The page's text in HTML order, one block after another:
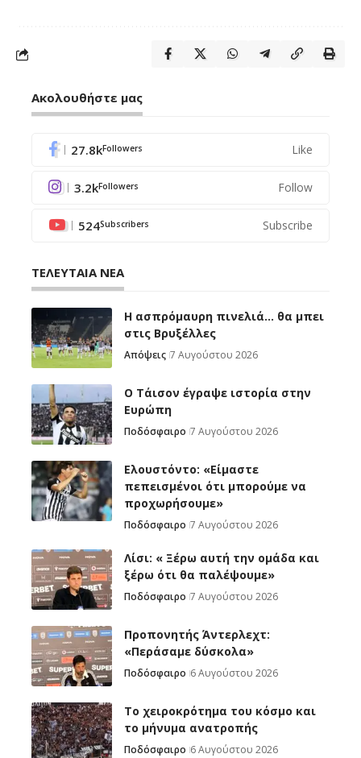
Ακολουθήστε μας
27.8kFollowers Like
3.2kFollowers Follow
524Subscribers Subscribe
ΤΕΛΕΥΤΑΙΑ ΝΕΑ
Η ασπρόμαυρη πινελιά… θα μπει
στις Βρυξέλλες
Απόψεις 7 Αυγούστου 2026
Ο Τάισον έγραψε ιστορία στην
Ευρώπη
Ποδόσφαιρο 7 Αυγούστου 2026
Ελουστόντο: «Είμαστε
πεπεισμένοι ότι μπορούμε να
προχωρήσουμε»
Ποδόσφαιρο 7 Αυγούστου 2026
Λίσι: « Ξέρω αυτή την ομάδα και
ξέρω ότι θα παλέψουμε»
Ποδόσφαιρο 7 Αυγούστου 2026
Προπονητής Άντερλεχτ:
«Περάσαμε δύσκολα»
Ποδόσφαιρο 6 Αυγούστου 2026
Το χειροκρότημα του κόσμο και
το μήνυμα ανατροπής
Ποδόσφαιρο 6 Αυγούστου 2026